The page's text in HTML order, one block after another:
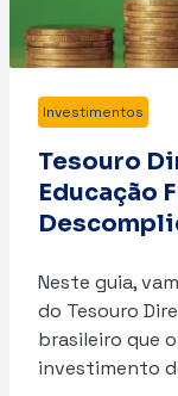
Investimentos
Tesouro
Educação
Neste guia,
do Tesouro
brasileiro que
investimento